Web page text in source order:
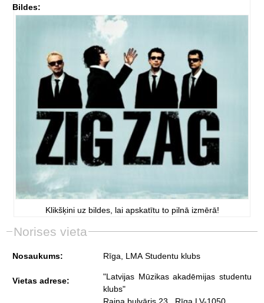
Bildes:
Klikšķini uz bildes, lai apskatītu to pilnā izmērā!
Norises vieta
Nosaukums: Rīga, LMA Studentu klubs
Vietas adrese:
"Latvijas Mūzikas akadēmijas studentu
klubs"